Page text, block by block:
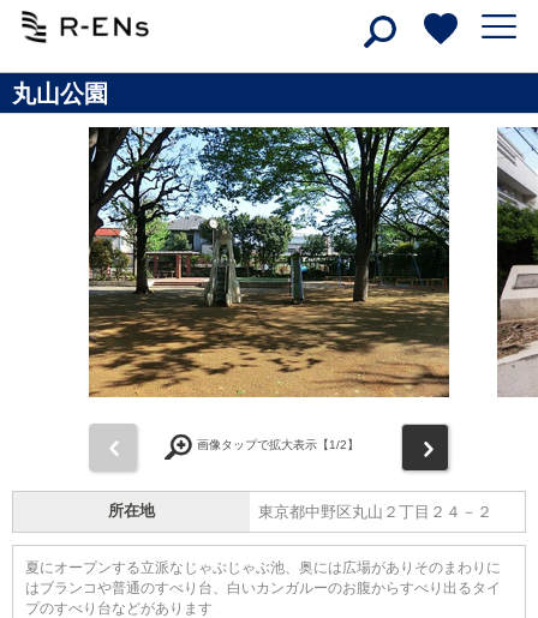
丸山公園
画像タップで拡大表示【1/2】
所在地 東京都中野区丸山２丁目２４－２
夏にオープンする立派なじゃぶじゃぶ池、奥には広場がありそのまわりに
はブランコや普通のすべり台、白いカンガルーのお腹からすべり出るタイ
プのすべり台などがあります